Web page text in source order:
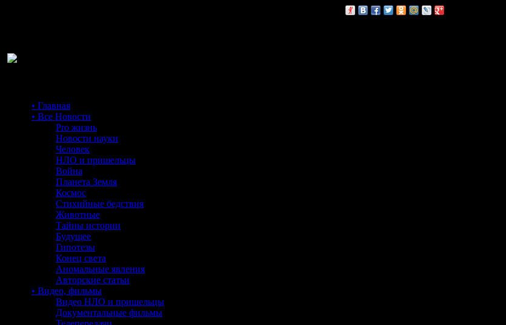
• Главная
• Все Новости
Pro жизнь
Новости науки
Человек
НЛО и пришельцы
Война
Планета Земля
Космос
Стихийные бедствия
Животные
Тайны истории
Будущее
Гипотезы
Конец света
Аномальные явления
Авторские статьи
• Видео, фильмы
Видео НЛО и пришельцы
Документальные фильмы